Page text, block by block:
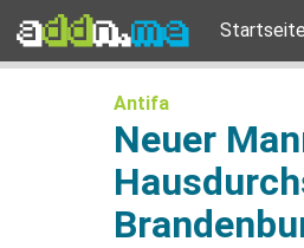
Startseite
Antifa
Neuer